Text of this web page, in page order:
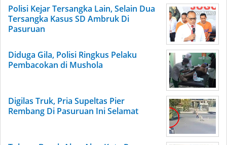
Polisi Kejar Tersangka Lain, Selain Dua
Tersangka Kasus SD Ambruk Di
Pasuruan
Diduga Gila, Polisi Ringkus Pelaku
Pembacokan di Mushola
Digilas Truk, Pria Supeltas Pier
Rembang Di Pasuruan Ini Selamat